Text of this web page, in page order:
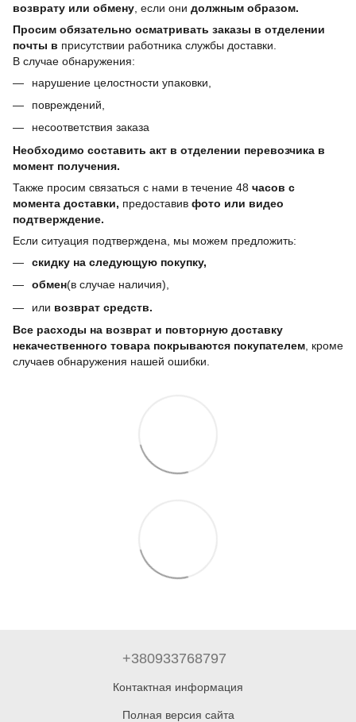
возврату или обмену , если они должным образом.
Просим обязательно осматривать заказы в отделении
почты в присутствии работника службы доставки.
В случае обнаружения:
нарушение целостности упаковки,
повреждений,
несоответствия заказа
Необходимо составить акт в отделении перевозчика в
момент получения.
Также просим связаться с нами в течение 48 часов с
момента доставки, предоставив фото или видео
подтверждение.
Если ситуация подтверждена, мы можем предложить:
скидку на следующую покупку,
обмен(в случае наличия),
или возврат средств.
Все расходы на возврат и повторную доставку
некачественного товара покрываются покупателем , кроме
случаев обнаружения нашей ошибки.
+380933768797
Контактная информация
Полная версия сайта